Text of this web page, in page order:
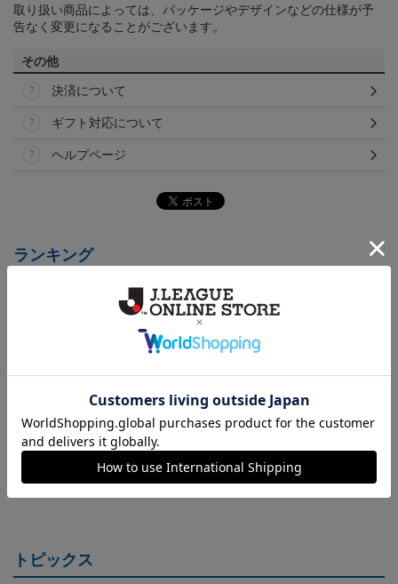
取り扱い商品によっては、パッケージやデザインなどの仕様が予
告なく変更になることがございます。
その他
決済について
ギフト対応について
ヘルプページ
ランキング
（Sｰ3XL）2026/27 オー
センティックユニフォー
ム FP 1st
20,020円～25,520円
水戸ホーリーホック ボ
ーマンダ タオルマフラー
2,500円
水戸ホーリーホック ボ
ーマンダ キーホルダー
1,100円
トピックス